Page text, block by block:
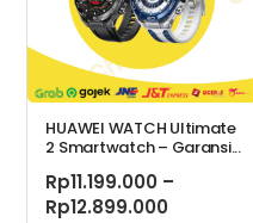
HUAWEI WATCH Ultimate
2 Smartwatch – Garansi...
Rp11.199.000 –
Rp12.899.000Rentang